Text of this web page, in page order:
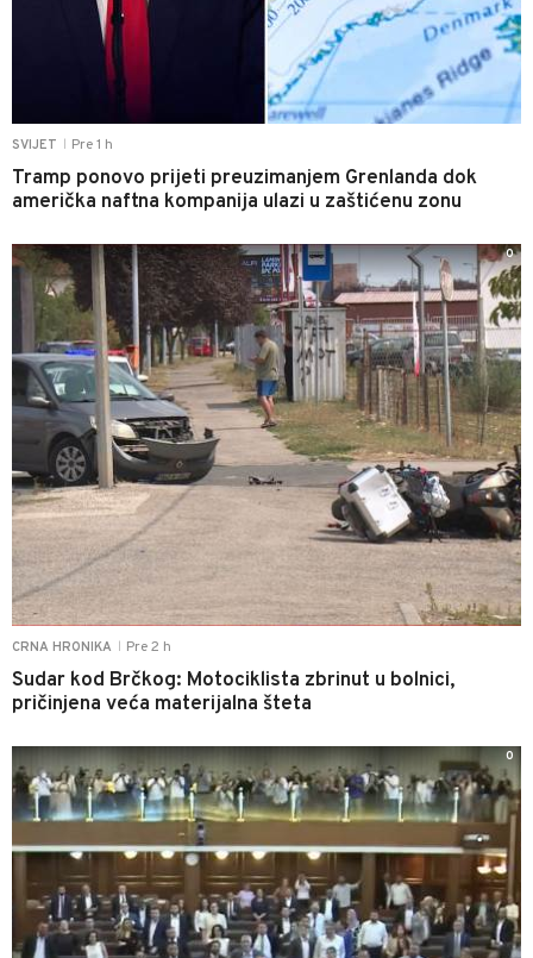
SVIJET Pre 1 h
Tramp ponovo prijeti preuzimanjem Grenlanda dok
američka naftna kompanija ulazi u zaštićenu zonu
CRNA HRONIKA Pre 2 h
Sudar kod Brčkog: Motociklista zbrinut u bolnici,
pričinjena veća materijalna šteta
0
0